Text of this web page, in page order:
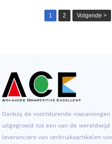
1 2 Volgende >
Dankzij de voortdurende
uitgegroeid tot een van de
leveranciers van verbruiksartikelen